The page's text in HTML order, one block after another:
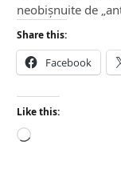
neobișnuite de
Share this:
Facebook
Like this:
L